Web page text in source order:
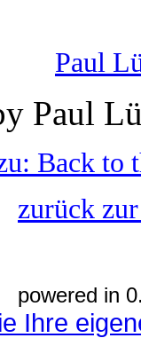
Paul
Paul
Back to
zurück
powered in
Ihre